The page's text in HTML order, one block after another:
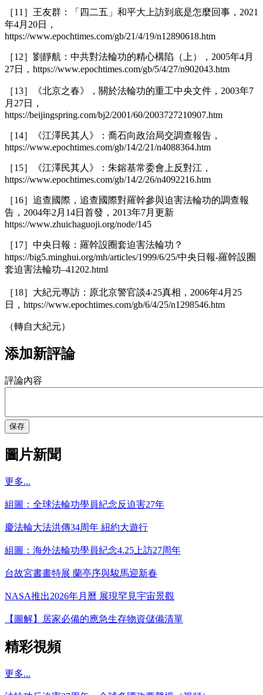
［11］王友群：「四二五」和平大上訪到底是怎麼回事，2021
年4月20日，
https://www.epochtimes.com/gb/21/4/19/n12890618.htm
［12］劉靜航：中共對法輪功的精心構陷（上），2005年4月
27日，https://www.epochtimes.com/gb/5/4/27/n902043.htm
［13］《北京之春》，關於法輪功的重工中央文件，2003年7
月27日，
https://beijingspring.com/bj2/2001/60/2003727210907.htm
［14］《江澤民其人》：喬石向政治局交調查報告，
https://www.epochtimes.com/gb/14/2/21/n4088364.htm
［15］《江澤民其人》：朱鎔基常委會上反對江，
https://www.epochtimes.com/gb/14/2/26/n4092216.htm
［16］追查國際，追查國際對羅幹參與迫害法輪功的調查報
告，2004年2月14日首發，2013年7月更新
https://www.zhuichaguoji.org/node/145
［17］中央日報：羅幹設圈套迫害法輪功？
https://big5.minghui.org/mh/articles/1999/6/25/中央日報-羅幹設圈
套迫害法輪功–41202.html
［18］大紀元專訪：原北京警官談4‧25真相，2006年4月25
日，https://www.epochtimes.com/gb/6/4/25/n1298546.htm
（轉自大紀元）
添加新評論
評論內容
保存
圖片新聞
更多...
組圖：全球法輪功學員紀念反迫害27年
慶法輪大法洪傳34周年 紐約大遊行
組圖：海外法輪功學員紀念4.25上訪27周年
台故宮書畫特展 蘭亭序與駿馬迎新春
NASA推出2026年月曆 展現罕見宇宙景觀
【圖解】居家必備的應急生存物資儲備清單
精彩視頻
更多...